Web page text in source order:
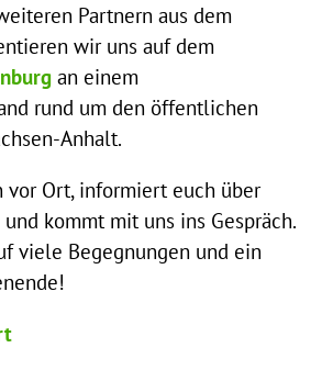
Partnern aus dem
wir uns auf dem
an einem
rund um den öffentlichen
Anhalt.
vor Ort, informiert euch über
kommt mit uns ins Gespräch.
viele Begegnungen und ein